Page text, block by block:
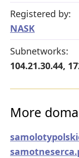
Registered by:
NASK
Subnetworks:
104.21.30.44,
More